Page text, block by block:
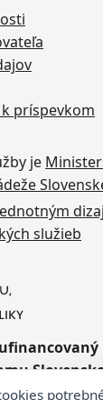
príspevkom
je
služieb